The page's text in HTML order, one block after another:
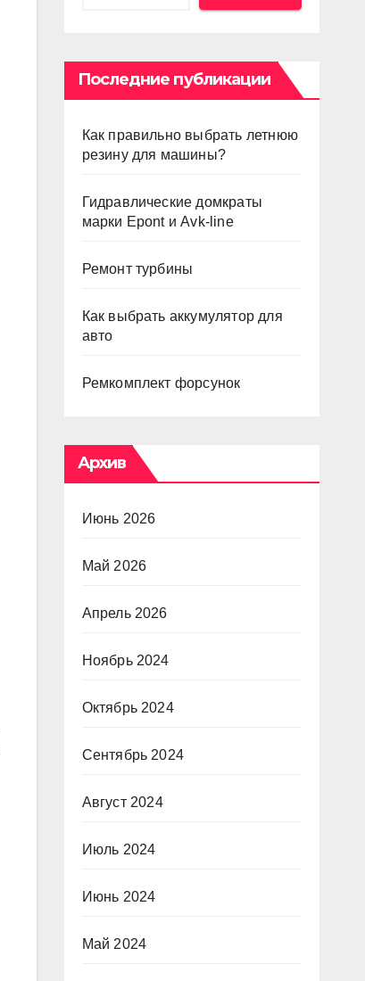
Последние публикации
Как правильно выбрать летнюю
резину для машины?
Гидравлические домкраты
марки Epont и Avk-line
Ремонт турбины
Как выбрать аккумулятор для
авто
Ремкомплект форсунок
Архив
Июнь 2026
Май 2026
Апрель 2026
Ноябрь 2024
Октябрь 2024
Сентябрь 2024
Август 2024
Июль 2024
Июнь 2024
Май 2024